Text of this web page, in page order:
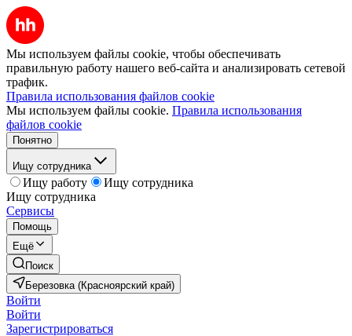
Мы используем файлы cookie, чтобы обеспечивать
правильную работу нашего веб-сайта и анализировать сетевой
трафик.
Правила использования файлов cookie
Мы используем файлы cookie. Правила использования
файлов cookie
Понятно
Ищу сотрудника
Ищу работу
Ищу сотрудника
Ищу сотрудника
Сервисы
Помощь
Ещё
Поиск
Березовка (Красноярский край)
Войти
Войти
Зарегистрироваться